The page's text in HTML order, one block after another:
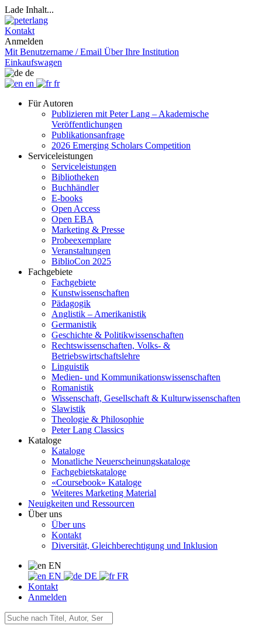
Lade Inhalt...
Kontakt
Anmelden
Mit Benutzername / Email Über Ihre Institution
Einkaufswagen
de
en
fr
Für Autoren
Publizieren mit Peter Lang – Akademische
Veröffentlichungen
Publikationsanfrage
2026 Emerging Scholars Competition
Serviceleistungen
Serviceleistungen
Bibliotheken
Buchhändler
E-books
Open Access
Open EBA
Marketing & Presse
Probeexemplare
Veranstaltungen
BiblioCon 2025
Fachgebiete
Fachgebiete
Kunstwissenschaften
Pädagogik
Anglistik – Amerikanistik
Germanistik
Geschichte & Politikwissenschaften
Rechtswissenschaften, Volks- &
Betriebswirtschaftslehre
Linguistik
Medien- und Kommunikationswissenschaften
Romanistik
Wissenschaft, Gesellschaft & Kulturwissenschaften
Slawistik
Theologie & Philosophie
Peter Lang Classics
Kataloge
Kataloge
Monatliche Neuerscheinungskataloge
Fachgebietskataloge
«Coursebook» Kataloge
Weiteres Marketing Material
Neuigkeiten und Ressourcen
Über uns
Über uns
Kontakt
Diversität, Gleichberechtigung und Inklusion
EN
EN
DE
FR
Kontakt
Anmelden